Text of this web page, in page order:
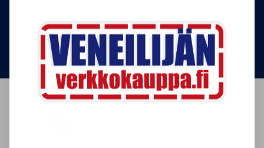
Tilaa uutiskirje